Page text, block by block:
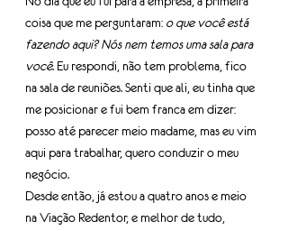
coisa que me perguntaram: o que você está
fazendo aqui? Nós nem temos uma sala para
você. Eu respondi, não tem problema, fico
na sala de reuniões. Senti que ali, eu tinha que
me posicionar e fui bem franca em dizer:
posso até parecer meio madame, mas eu vim
aqui para trabalhar, quero conduzir o meu
negócio.
Desde então, já estou a quatro anos e meio
na Viação Redentor, e melhor de tudo,